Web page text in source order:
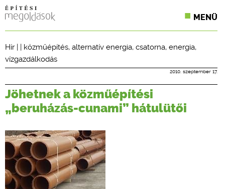
MENÜ
CPR TERMÉKKIÍRÁS
ÉPÍTÉSI JOG
TERVEZÉSI SEGÉDLETEK
Hír | | közműépítés, alternatív energia, csatorna, energia,
vízgazdálkodás
2010. szeptember 17.
Jöhetnek a közműépítési
„beruházás-cunami” hátulütői